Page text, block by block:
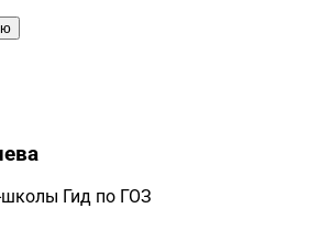
школы Гид по ГОЗ